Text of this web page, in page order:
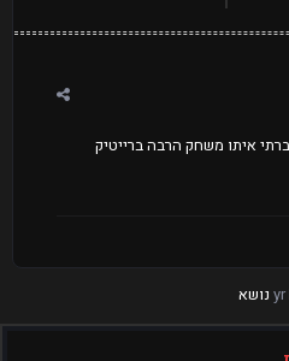
איתו משחק הרבה ברייטיק